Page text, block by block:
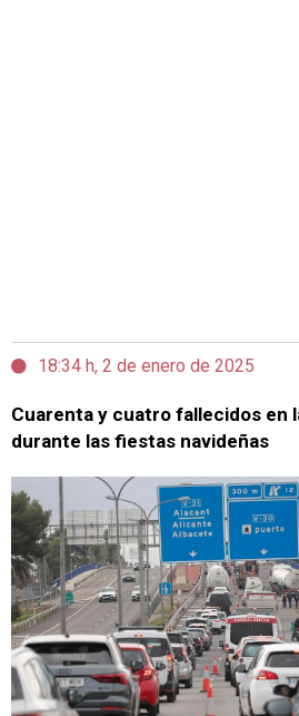
18:34 h, 2 de enero de 2025
Cuarenta y cuatro fallecidos en
durante las fiestas navideñas